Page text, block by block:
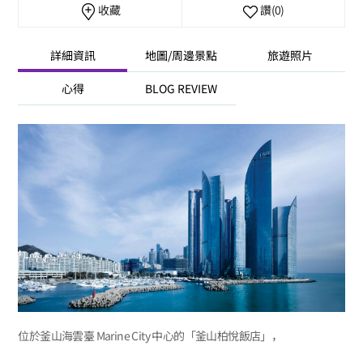
收藏 讚(0)
詳細資訊 地圖/周邊景點 旅遊照片
心得 BLOG REVIEW
位於釜山海雲臺 Marine City 中心的「釜山柏悅飯店」，